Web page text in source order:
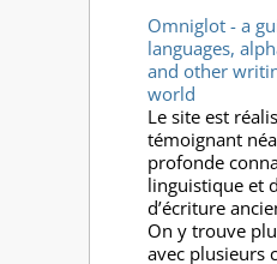
Omniglot - a
languages,
and other
world
Le site est
témoignant
profonde
linguistique et
d’écriture
On y trouve
avec plusieurs